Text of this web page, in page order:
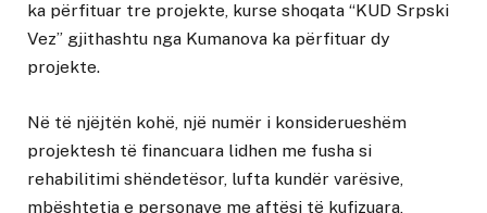
ka përfituar tre projekte, kurse shoqata “KUD Srpski
Vez” gjithashtu nga Kumanova ka përfituar dy
projekte.
Në të njëjtën kohë, një numër i konsiderueshëm
projektesh të financuara lidhen me fusha si
rehabilitimi shëndetësor, lufta kundër varësive,
mbështetja e personave me aftësi të kufizuara,